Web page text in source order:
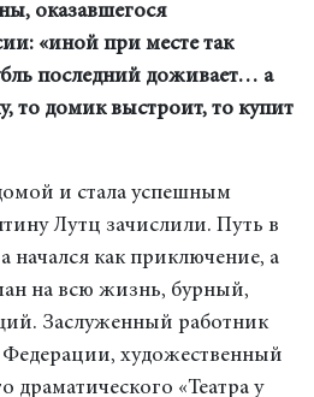
оказавшегося
«иной при месте так
последний доживает… а
то домик выстроит, то купит
и стала успешным
Лутц зачислили. Путь в
начался как приключение, а
на всю жизнь, бурный,
Заслуженный работник
художественный
драматического «Театра у